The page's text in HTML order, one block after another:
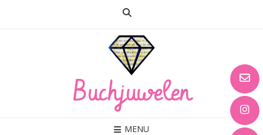
Buchjuwelen
MENU